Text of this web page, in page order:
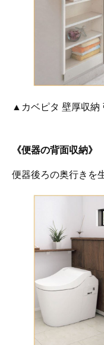
▲カベピタ 壁厚収納
《便器の背面収納》
便器後ろの奥行きを